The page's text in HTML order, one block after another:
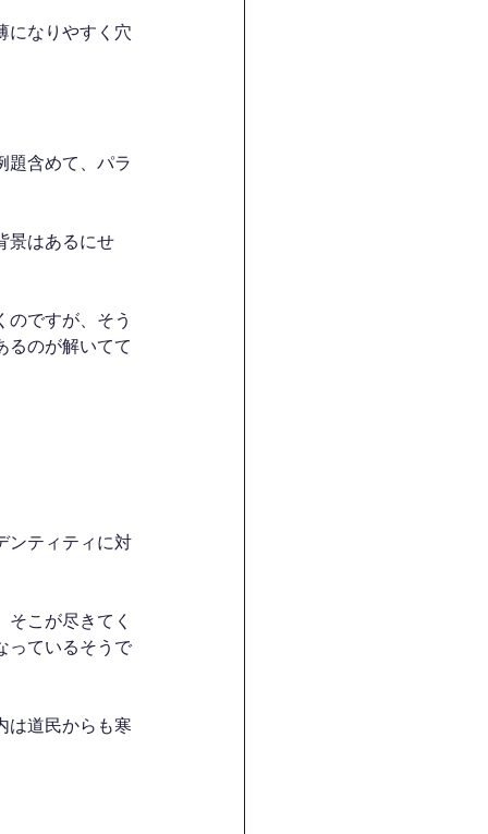
になりやすく穴
題含めて、パラ
景はあるにせ
のですが、そう
るのが解いてて
ンティティに対
こが尽きてく
っているそうで
は道民からも寒